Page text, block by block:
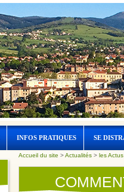
INFOS PRATIQUES SE
Accueil du site >Actualités > les